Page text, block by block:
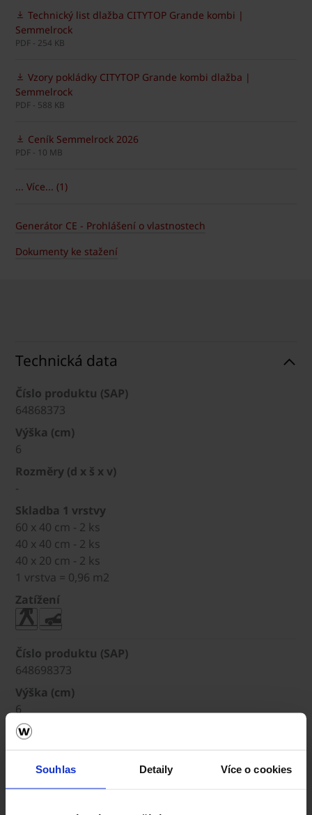
Souhlas Detaily Více o cookies
Technický list dlažba CITYTOP Grande kombi |
Semmelrock
PDF - 254 KB
Vzory pokládky CITYTOP Grande kombi dlažba |
Semmelrock
PDF - 588 KB
Ceník Semmelrock 2026
PDF - 10 MB
... Více... (1)
Generátor CE - Prohlášení o vlastnostech
Dokumenty ke stažení
Technická data
Číslo produktu (SAP)
64868373
Výška (cm)
6
Rozměry (d x š x v)
-
Skladba 1 vrstvy
60 x 40 cm - 2 ks
40 x 40 cm - 2 ks
40 x 20 cm - 2 ks
1 vrstva = 0,96 m2
Zatížení
Číslo produktu (SAP)
648698373
Výška (cm)
6
Rozměry (d x š x v)
Skladba 1 vrstvy
Zatížení